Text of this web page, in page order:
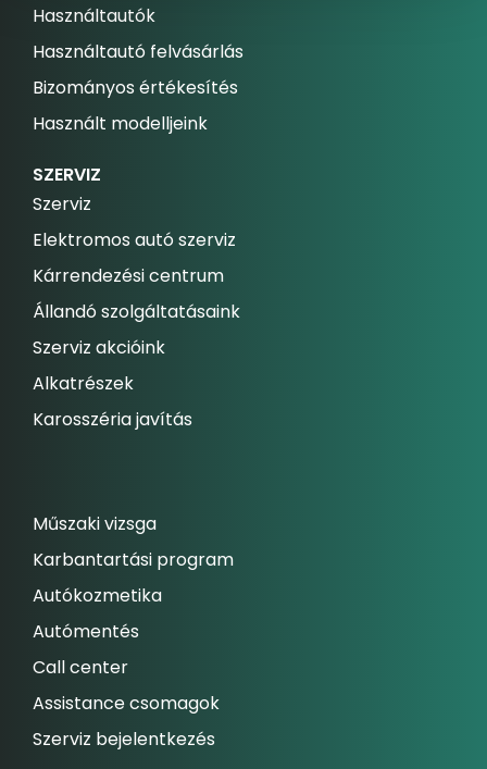
Használtautók
Használtautó felvásárlás
Bizományos értékesítés
Használt modelljeink
SZERVIZ
Szerviz
Elektromos autó szerviz
Kárrendezési centrum
Állandó szolgáltatásaink
Szerviz akcióink
Alkatrészek
Karosszéria javítás
Műszaki vizsga
Karbantartási program
Autókozmetika
Autómentés
Call center
Assistance csomagok
Szerviz bejelentkezés